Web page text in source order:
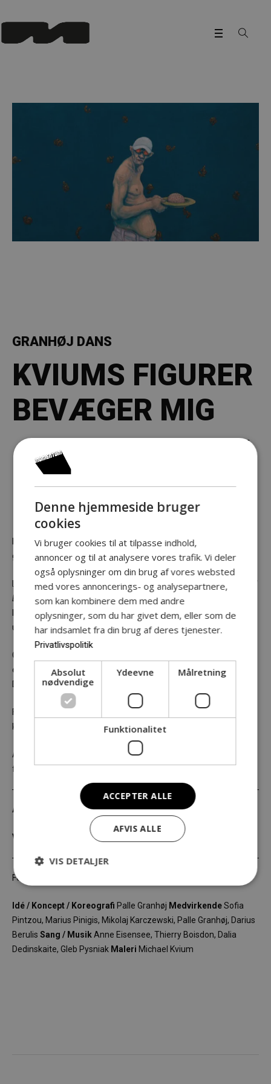
GRANHØJ DANS
KVIUMS FIGURER
BEVÆGER MIG
– MEN HVORDAN
BEVÆGER DE SIG
Der er en spændende figur på scenen – det ligner næsten det
genkendelige udtryk fra kunstneren Kvium.
I forestillingenKVIUMS FIGURER BEVÆGER MIG – MEN HVORDAN
BEVÆGER DE SIGinviteres publikum ind i et rum med legende,
lette bevægelser i denne unikke tolkning af Kviums kunstneriske
univers.
Gennem forestillingen støder flere og flere dansere til og
eksperimenterer med deres udtryk i form af af- og påklædning.
De imiterer figuren på scenen – bevæger den sig også?
Figurer fødes og mødes i, hvad der bedst kan beskrives som
knap så sød musik.
Al musik bliver af Carl Nielsen med spændvidde fra hans
folkelige kendte sange til den finkulturelle violin-concert.
Artist talk 06.01.2027
Varighed
Forestillingen præsenteres i samarbejde med Dynamo.
Idé / Koncept / Koreografi Palle Granhøj MedvirkendeSofia
Pintzou, Marius Pinigis, Mikolaj Karczewski, Palle Granhøj, Darius
Berulis Sang / MusikAnne Eisensee, Thierry Boisdon, Dalia
Dedinskaite, Gleb Pysniak Maleri Michael Kvium
Denne hjemmeside bruger
cookies
Vi bruger cookies til at tilpasse indhold,
annoncer og til at analysere vores trafik. Vi deler
også oplysninger om din brug af vores websted
med vores annoncerings- og analysepartnere,
som kan kombinere dem med andre
oplysninger, som du har givet dem, eller som de
har indsamlet fra din brug af deres tjenester.
Privatlivspolitik
Absolut
nødvendige
Ydeevne Målretning
Funktionalitet
ACCEPTER ALLE
AFVIS ALLE
VIS DETALJER